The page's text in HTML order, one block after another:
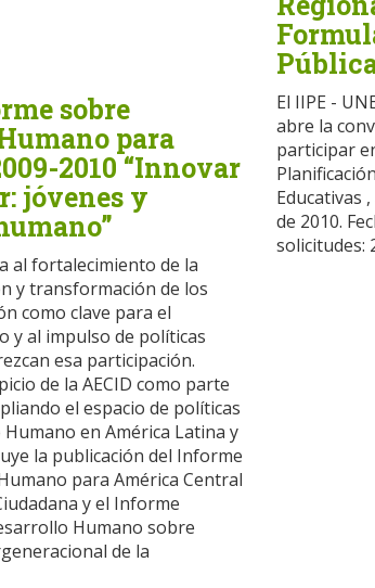
sobre
para
2010 “Innovar
jóvenes y
al fortalecimiento de la
y transformación de los
como clave para el
y al impulso de políticas
esa participación.
de la AECID como parte
el espacio de políticas
en América Latina y
la publicación del Informe
para América Central
y el Informe
Humano sobre
de la
El IIPE -
abre la
participar
Educativas
de 2010.
solicitudes: